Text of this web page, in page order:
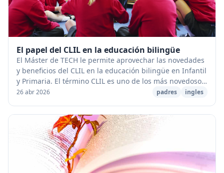
El papel del CLIL en la educación bilingüe
El Máster de TECH le permite aprovechar las novedades
y beneficios del CLIL en la educación bilingüe en Infantil
y Primaria. El término CLIL es uno de los más novedosos
y que han traído beneficios par...
26 abr 2026 padres ingles